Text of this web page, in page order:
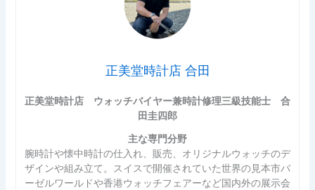
正美堂時計店 合田
正美堂時計店 ウォッチバイヤー兼時計修理三級技能士 合
田圭四郎
主な専門分野
腕時計や懐中時計の仕入れ、販売、オリジナルウォッチのデ
ザインや組み立て。スイスで開催されていた世界の見本市バ
ーゼルワールドや香港ウォッチフェアーなど国内外の展示会